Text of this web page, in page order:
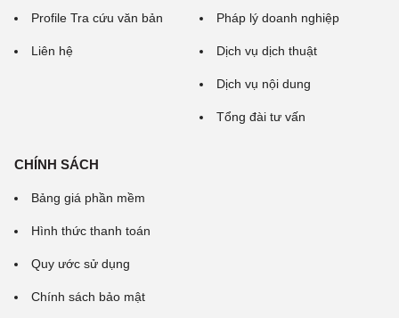
Profile Tra cứu văn bản
Liên hệ
Pháp lý doanh nghiệp
Dịch vụ dịch thuật
Dịch vụ nội dung
Tổng đài tư vấn
CHÍNH SÁCH
Bảng giá phần mềm
Hình thức thanh toán
Quy ước sử dụng
Chính sách bảo mật